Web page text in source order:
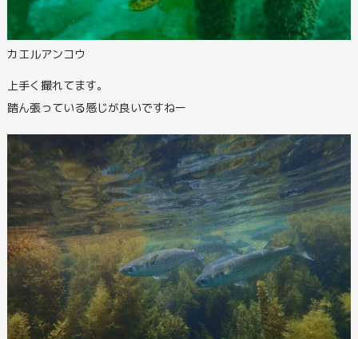
カエルアンコウ
上手く撮れてます。
踏ん張っている感じが良いですねー